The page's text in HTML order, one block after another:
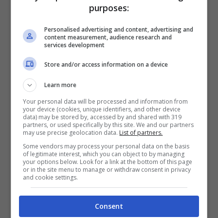
Stefano De Martino e la ‘sorpresa’ di Affari Tuoi: l’annuncio
ufficiale (Credits: ANSA) – ot11ot2.it
Affari Tuoi Vip, con una puntata ricca di
illustri famosi.L’appuntamento è fissato al 2
maggio su Rai1 in prima serata
sempre crescenti fino a raggiungere picchi
purposes:
Personalised advertising and content, advertising and
content measurement, audience research and
services development
Store and/or access information on a device
Learn more
Your personal data will be processed and information from
your device (cookies, unique identifiers, and other device
data) may be stored by, accessed by and shared with 319
partners, or used specifically by this site. We and our partners
may use precise geolocation data. List of partners.
Some vendors may process your personal data on the basis
of legitimate interest, which you can object to by managing
your options below. Look for a link at the bottom of this page
or in the site menu to manage or withdraw consent in privacy
and cookie settings.
Consent